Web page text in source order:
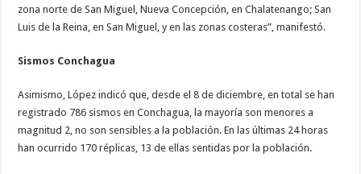
zona norte de San Miguel, Nueva Concepción, en Chalatenango; San
Luis de la Reina, en San Miguel, y en las zonas costeras”, manifestó.
Sismos Conchagua
Asimismo, López indicó que, desde el 8 de diciembre, en total se han
registrado 786 sismos en Conchagua, la mayoría son menores a
magnitud 2, no son sensibles a la población. En las últimas 24 horas
han ocurrido 170 réplicas, 13 de ellas sentidas por la población.